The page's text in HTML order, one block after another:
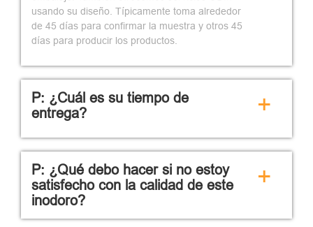
usando su diseño. Típicamente toma alrededor
de 45 días para confirmar la muestra y otros 45
días para producir los productos.
P: ¿Cuál es su tiempo de
entrega?
+
P: ¿Qué debo hacer si no estoy
satisfecho con la calidad de este
inodoro?
+